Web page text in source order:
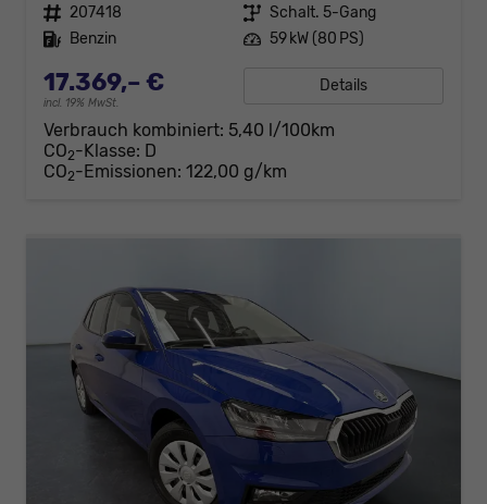
Fahrzeugnr. 207418 Getriebe Schalt. 5-Gang
Kraftstoff Benzin Leistung 59 kW (80 PS)
17.369,– €
incl. 19% MwSt.
Details
Verbrauch kombiniert: 5,40 l/100km
CO2-Klasse: D
CO2-Emissionen: 122,00 g/km